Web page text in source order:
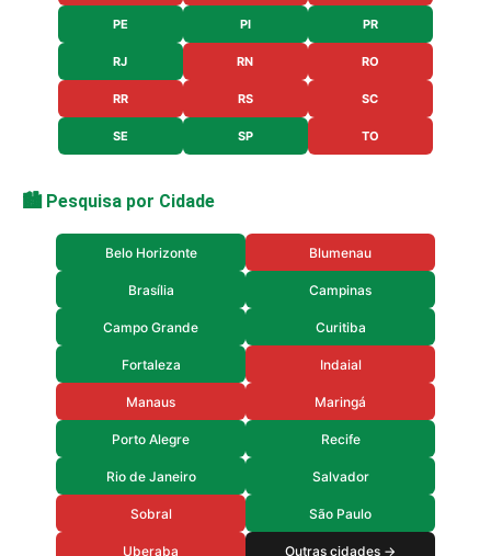
PE PI PR
RJ RN RO
RR RS SC
SE SP TO
🏙️ Pesquisa por Cidade
Belo Horizonte Blumenau
Brasília Campinas
Campo Grande Curitiba
Fortaleza Indaial
Manaus Maringá
Porto Alegre Recife
Rio de Janeiro Salvador
Sobral São Paulo
Uberaba Outras cidades →